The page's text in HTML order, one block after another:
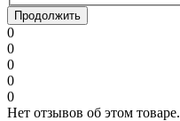
Продолжить
0
0
0
0
0
Нет отзывов об этом товаре.